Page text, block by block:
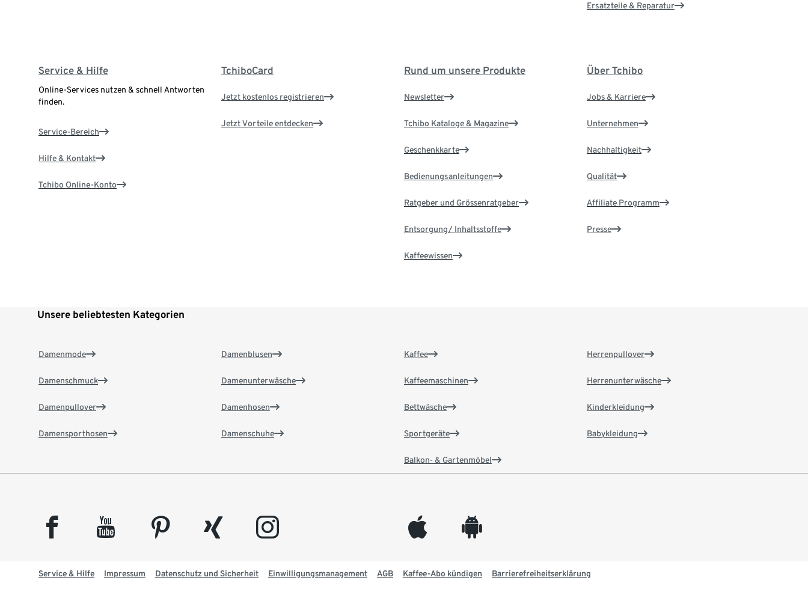
Ersatzteile & Reparatur
Service & Hilfe
Online-Services nutzen & schnell Antworten
finden.
Service-Bereich
Hilfe & Kontakt
Tchibo Online-Konto
TchiboCard
Jetzt kostenlos registrieren
Jetzt Vorteile entdecken
Rund um unsere Produkte
Newsletter
Tchibo Kataloge & Magazine
Geschenkkarte
Bedienungsanleitungen
Ratgeber und Grössenratgeber
Entsorgung/ Inhaltsstoffe
Kaffeewissen
Über Tchibo
Jobs & Karriere
Unternehmen
Nachhaltigkeit
Qualität
Affiliate Programm
Presse
Unsere beliebtesten Kategorien
Damenmode
Damenschmuck
Damenpullover
Damensporthosen
Damenblusen
Damenunterwäsche
Damenhosen
Damenschuhe
Kaffee
Kaffeemaschinen
Bettwäsche
Sportgeräte
Balkon- & Gartenmöbel
Herrenpullover
Herrenunterwäsche
Kinderkleidung
Babykleidung
facebook youtube pinterest xing instagram appleinc android
Service & Hilfe Impressum Datenschutz und Sicherheit Einwilligungsmanagement AGB Kaffee-Abo kündigen Barrierefreiheitserklärung